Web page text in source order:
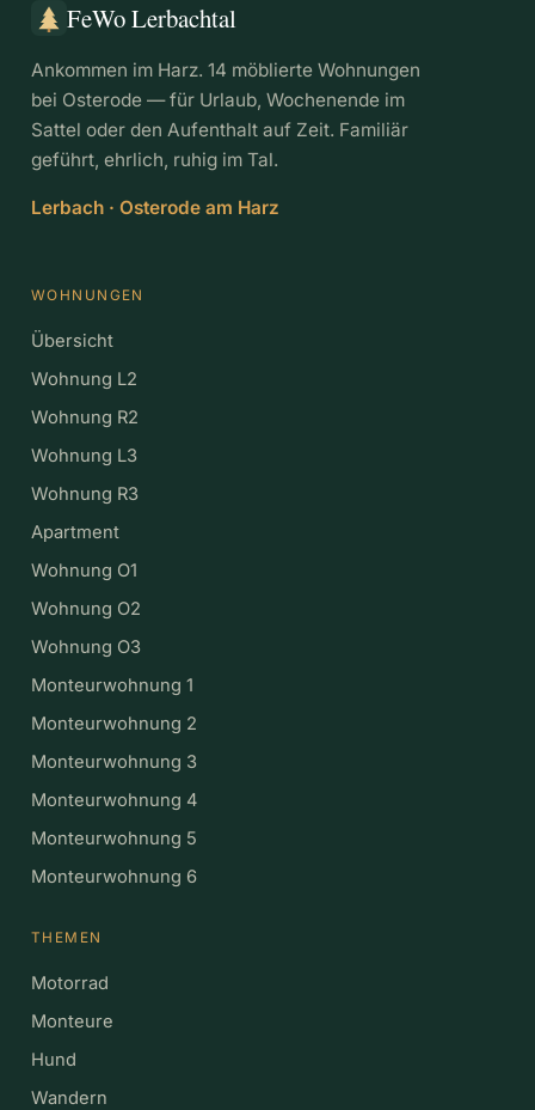
FeWo Lerbachtal
Ankommen im Harz. 14 möblierte Wohnungen
bei Osterode — für Urlaub, Wochenende im
Sattel oder den Aufenthalt auf Zeit. Familiär
geführt, ehrlich, ruhig im Tal.
Lerbach · Osterode am Harz
WOHNUNGEN
Übersicht
Wohnung L2
Wohnung R2
Wohnung L3
Wohnung R3
Apartment
Wohnung O1
Wohnung O2
Wohnung O3
Monteurwohnung 1
Monteurwohnung 2
Monteurwohnung 3
Monteurwohnung 4
Monteurwohnung 5
Monteurwohnung 6
THEMEN
Motorrad
Monteure
Hund
Wandern